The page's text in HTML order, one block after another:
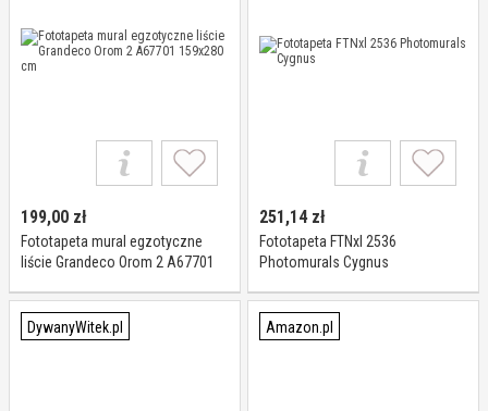
199,00 zł
Fototapeta mural egzotyczne
liście Grandeco Orom 2 A67701
251,14zł
Fototapeta FTNxl 2536
Photomurals Cygnus
DywanyWitek.pl Amazon.pl